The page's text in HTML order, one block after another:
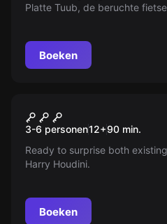
Platte Tuub, de beruchte
'The Chief' te snel af zijn en de
Boeken
Nieuw
Houdini's
3-6 personen12+90 min.
Ready to surprise both
Harry Houdini.
Boeken